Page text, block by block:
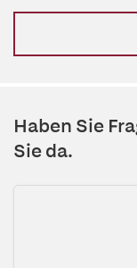
Haben Sie
Sie da.